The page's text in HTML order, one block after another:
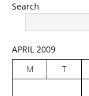
Search
APRIL 2009
M
T